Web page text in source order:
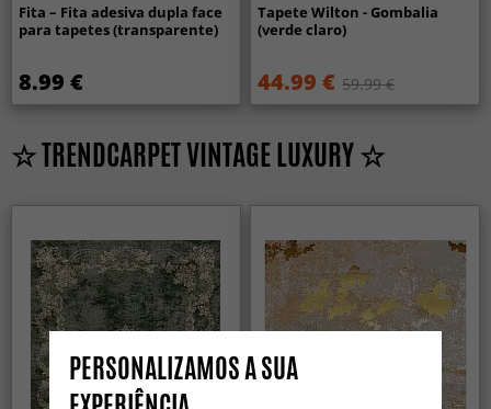
Fita – Fita adesiva dupla face
para tapetes (transparente)
8.99 €
Tapete Wilton - Gombalia
(verde claro)
44.99 € 59.99 €
☆ TRENDCARPET VINTAGE LUXURY ☆
PERSONALIZAMOS A SUA